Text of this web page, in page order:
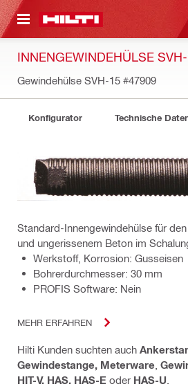
INNENGEWINDEHÜLSE
Gewindehülse SVH-15 #47909
Konfigurator Technische
Standard-Innengewindehülse für
und ungerissenem Beton im
Werkstoff, Korrosion: Gusseisen
Bohrerdurchmesser: 30 mm
PROFIS Software: Nein
MEHR ERFAHREN
Hilti Kunden suchten auch
Gewindestange, Meterware
HIT-V, HAS, HAS-E oder HAS-U